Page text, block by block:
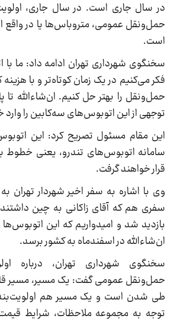
در سال جاری است. در سال جاری،
حمل‌ونقل عمومی، متروباس‌ها یا در
است.
سخنگوی شهرداری تهران ادامه داد: ما
فکر می‌کنیم در یک زمان کوتاه‌تر و با
حمل‌ونقل را بهتر حل کنیم. ان‌شاءالله تا
توجهی از این اتوبوس‌های سه‌کابین را
این مقام مسئول تصریح کرد: این
سامانه اتوبوس‌های تندرو، یعنی خطوط
قرار خواهند گرفت.
وی با اشاره به سفر اخیر شهردار تهران
سفری هم که آقای زاکانی به چین
بازدید شد و امیدواریم که این
ان‌شاءالله در اسفندماه به کشور برسد.
سخنگوی شهرداری تهران، درباره
حمل‌ونقل عمومی گفت: یک مسیر، مسیر
طی شدن است و یک مسیر هم
توجه به مجموعه ملاحظات، شرایط